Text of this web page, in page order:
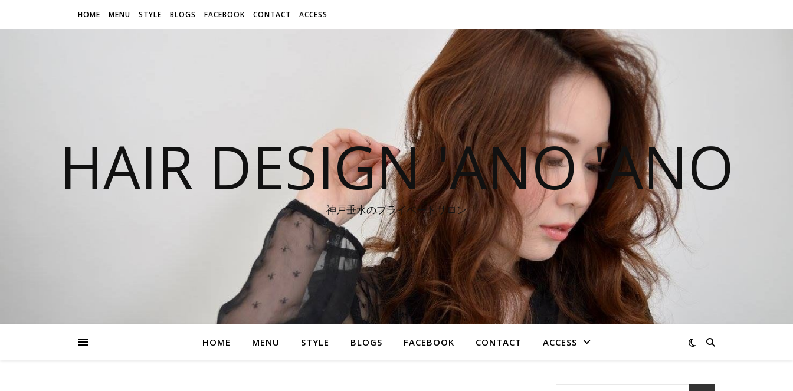
HOME MENU STYLE BLOGS FACEBOOK CONTACT ACCESS
HAIR DESIGN 'ANO 'ANO
神戸垂水のプライベートサロン
HOME MENU STYLE BLOGS FACEBOOK CONTACT ACCESS